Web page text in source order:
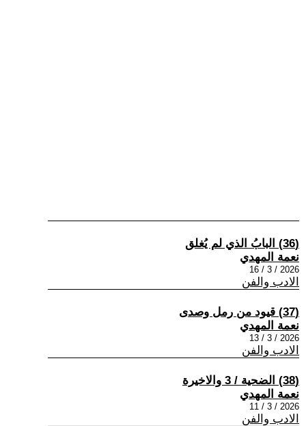
(36) البابُ الذي لم يُغلق
نعمة المهدي
2026 / 3 / 16
الادب والفن
(37) قيود من رمل وصدى
نعمة المهدي
2026 / 3 / 13
الادب والفن
(38) الضحية / 3 والاخيرة
نعمة المهدي
2026 / 3 / 11
الادب والفن